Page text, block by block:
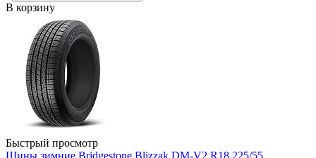
В корзину
Быстрый просмотр
Шины зимние Bridgestone Blizzak DM-V2 R18 225/55